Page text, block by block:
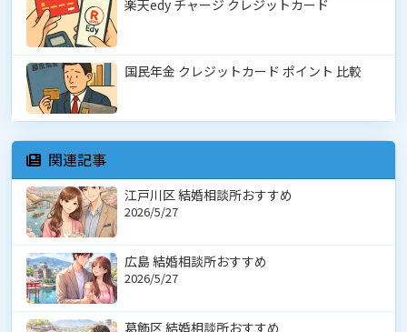
楽天edy チャージ クレジットカード
国民年金 クレジットカード ポイント 比較
関連記事
江戸川区 結婚相談所おすすめ
2026/5/27
広島 結婚相談所おすすめ
2026/5/27
葛飾区 結婚相談所おすすめ